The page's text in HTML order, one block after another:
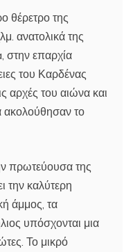
θέρετρο της
ανατολικά της
στην επαρχία
του Καρδένας
αρχές του αιώνα και
ακολούθησαν το
πρωτεύουσα της
την καλύτερη
άμμος, τα
υπόσχονται μια
Το μικρό